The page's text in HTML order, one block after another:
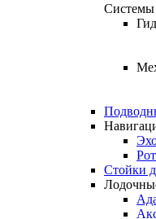
Системы
Стойки